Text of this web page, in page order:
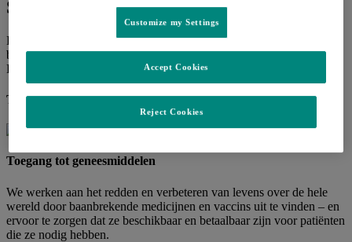
Standpunten
Hoe denken we bij MSD over toegang tot geneesmiddelen, de
behandeling van kanker en andere zaken die ons werk raken?
Bekijk onze standpunten.
Toegang tot geneesmiddelen
Toegang tot geneesmiddelen
We werken aan het redden en verbeteren van levens over de hele
wereld door baanbrekende medicijnen en vaccins uit te vinden – en
ervoor te zorgen dat ze beschikbaar en betaalbaar zijn voor patiënten
die ze nodig hebben.
Customize my Settings
Reject Cookies
Accept Cookies